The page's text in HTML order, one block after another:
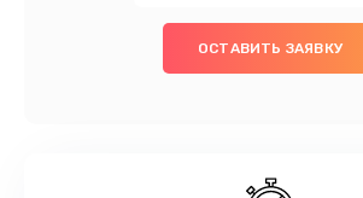
ОСТАВИТЬ ЗАЯВКУ